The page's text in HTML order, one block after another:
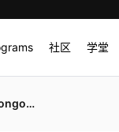
社区 学堂
Python】